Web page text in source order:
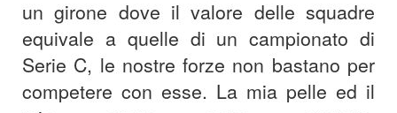
un girone dove il valore delle squadre
equivale a quelle di un campionato di
Serie C, le nostre forze non bastano per
competere con esse. La mia pelle ed il